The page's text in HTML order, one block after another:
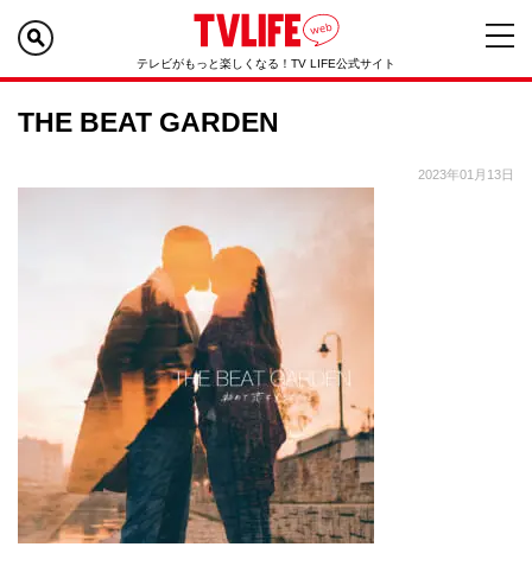
テレビがもっと楽しくなる！TV LIFE公式サイト
THE BEAT GARDEN
2023年01月13日